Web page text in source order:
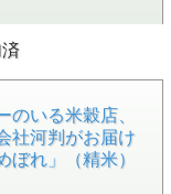
のいる米穀店、
社河判がお届け
ぼれ」（精米）